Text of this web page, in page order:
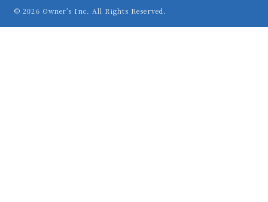
© 2026 Owner’s Inc. All Rights Reserved.